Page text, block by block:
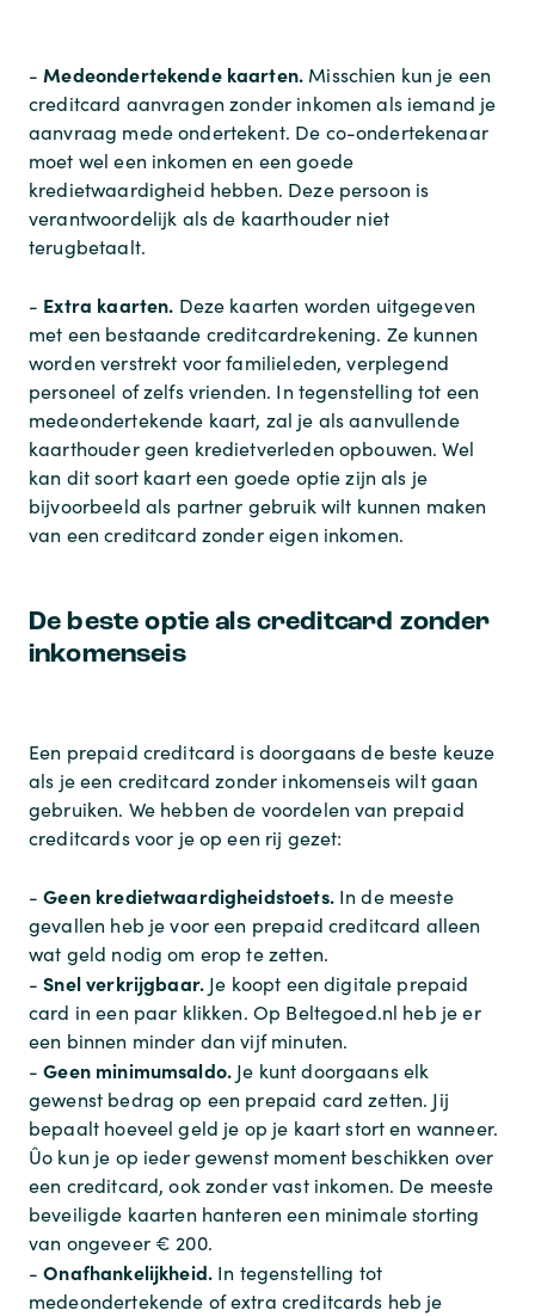
- Medeondertekende kaarten. Misschien kun je een
creditcard aanvragen zonder inkomen als iemand je
aanvraag mede ondertekent. De co-ondertekenaar
moet wel een inkomen en een goede
kredietwaardigheid hebben. Deze persoon is
verantwoordelijk als de kaarthouder niet
terugbetaalt.
- Extra kaarten. Deze kaarten worden uitgegeven
met een bestaande creditcardrekening. Ze kunnen
worden verstrekt voor familieleden, verplegend
personeel of zelfs vrienden. In tegenstelling tot een
medeondertekende kaart, zal je als aanvullende
kaarthouder geen kredietverleden opbouwen. Wel
kan dit soort kaart een goede optie zijn als je
bijvoorbeeld als partner gebruik wilt kunnen maken
van een creditcard zonder eigen inkomen.
De beste optie als creditcard zonder
inkomenseis
Een prepaid creditcard is doorgaans de beste keuze
als je een creditcard zonder inkomenseis wilt gaan
gebruiken. We hebben de voordelen van prepaid
creditcards voor je op een rij gezet:
-Geen kredietwaardigheidstoets.In de meeste
gevallen heb je voor een prepaid creditcard alleen
wat geld nodig om erop te zetten.
-Snel verkrijgbaar. Je koopt een digitale prepaid
card in een paar klikken. Op Beltegoed.nl heb je er
een binnen minder dan vijf minuten.
-Geen minimumsaldo. Je kunt doorgaans elk
gewenst bedrag op een prepaid card zetten. Jij
bepaalt hoeveel geld je op je kaart stort en wanneer.
Ûo kun je op ieder gewenst moment beschikken over
een creditcard, ook zonder vast inkomen. De meeste
beveiligde kaarten hanteren een minimale storting
van ongeveer € 200.
-Onafhankelijkheid. In tegenstelling tot
medeondertekende of extra creditcards heb je